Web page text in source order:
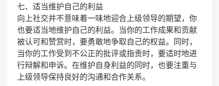
七、适当维护自己的利益
向上社交并不意味着一味地迎合上级领导的期望，你
也要适当地维护自己的利益。当你的工作成果和贡献
被认可和赞赏时，要勇敢地争取自己的权益。同时，
当你的工作受到不公正的批评或指责时，要适时地进
行辩解和申诉。在维护自身利益的同时，也要注重与
上级领导保持良好的沟通和合作关系。